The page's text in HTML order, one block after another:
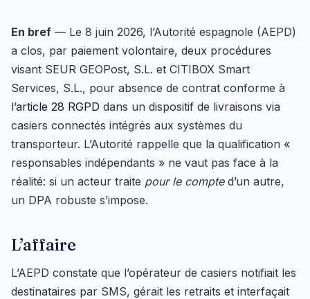
En bref — Le 8 juin 2026, l’Autorité espagnole (AEPD)
a clos, par paiement volontaire, deux procédures
visant SEUR GEOPost, S.L. et CITIBOX Smart
Services, S.L., pour absence de contrat conforme à
l’article 28 RGPD dans un dispositif de livraisons via
casiers connectés intégrés aux systèmes du
transporteur. L’Autorité rappelle que la qualification «
responsables indépendants » ne vaut pas face à la
réalité: si un acteur traite pour le compted’un autre,
un DPA robuste s’impose.
L’affaire
L’AEPD constate que l’opérateur de casiers notifiait les
destinataires par SMS, gérait les retraits et interfaçait